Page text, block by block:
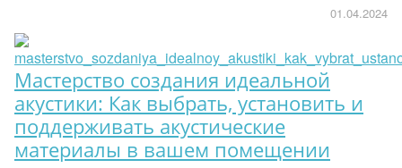
01.04.2024
Мастерство создания идеальной
акустики: Как выбрать, установить и
поддерживать акустические
материалы в вашем помещении